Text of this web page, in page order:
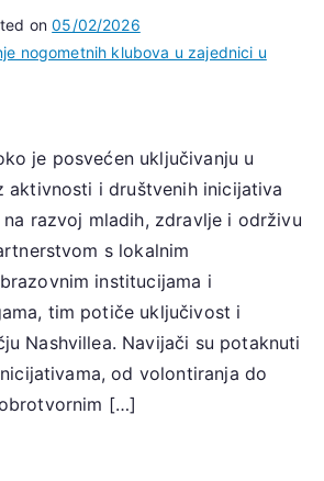
on05/02/2026
nogometnih klubova u zajednici u
je posvećen uključivanju u
aktivnosti i društvenih inicijativa
razvoj mladih, zdravlje i održivu
s lokalnim
institucijama i
tim potiče uključivost i
Nashvillea. Navijači su potaknuti
od volontiranja do
[…]